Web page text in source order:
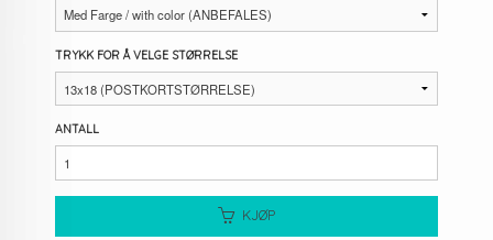
TRYKK FOR Å VELGE STØRRELSE
ANTALL
KJØP